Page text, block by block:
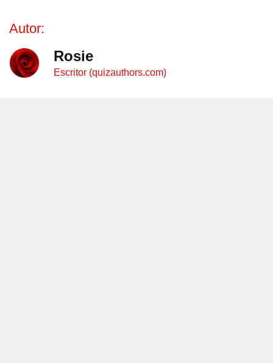
Autor:
Rosie
Escritor (quizauthors.com)